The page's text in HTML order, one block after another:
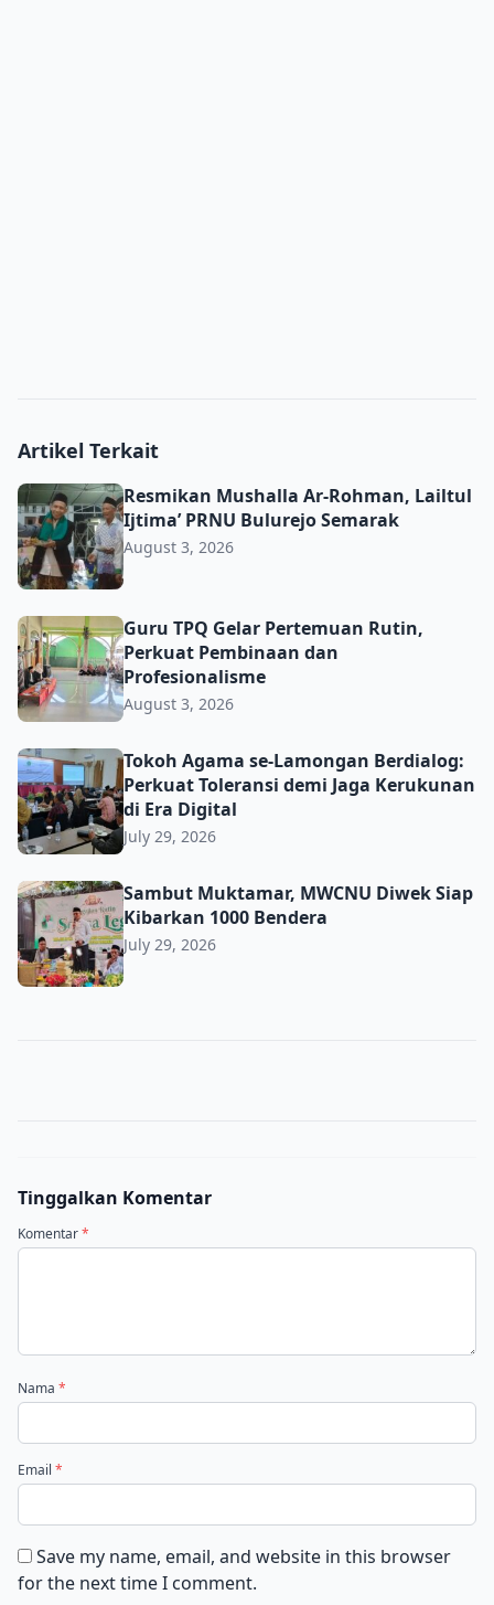
Artikel Terkait
Resmikan Mushalla Ar-Rohman, Lailtul Ijtima’ PRNU
Resmikan Mushalla Ar-Rohman, Lailtul
Ijtima’ PRNU Bulurejo Semarak
August 3, 2026
Guru TPQ Gelar Pertemuan Rutin, Perkuat Pembinaan
Guru TPQ Gelar Pertemuan Rutin,
Perkuat Pembinaan dan
Profesionalisme
August 3, 2026
Tokoh Agama se-Lamongan Berdialog: Perkuat
Tokoh Agama se-Lamongan Berdialog:
Perkuat Toleransi demi Jaga Kerukunan
di Era Digital
July 29, 2026
Sambut Muktamar, MWCNU Diwek Siap Kibarkan 1000
Sambut Muktamar, MWCNU Diwek Siap
Kibarkan 1000 Bendera
July 29, 2026
Tinggalkan Komentar
Komentar*
Nama *
Email *
Save my name, email, and website in this browser
for the next time I comment.